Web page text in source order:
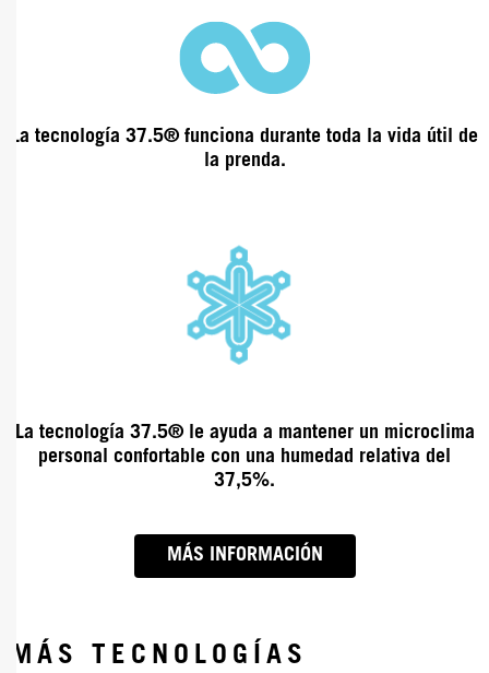
La tecnología 37.5® funciona durante toda la vida útil de
la prenda.
La tecnología 37.5® le ayuda a mantener un microclima
personal confortable con una humedad relativa del
37,5%.
MÁS INFORMACIÓN
MÁS TECNOLOGÍAS